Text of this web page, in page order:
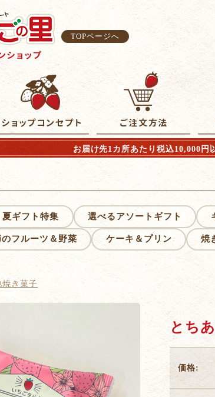
TOPページへ
お届け先1カ所あたり税込10,000円
夏ギフト特集 選べるアソートギフト
のフルーツ＆野菜 ケーキ＆プリン 焼
焼き菓子
とち
価格: